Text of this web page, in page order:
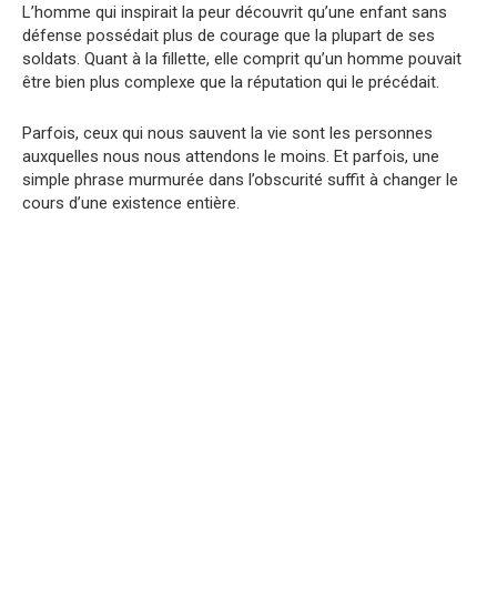
L’homme qui inspirait la peur découvrit qu’une enfant sans
défense possédait plus de courage que la plupart de ses
soldats. Quant à la fillette, elle comprit qu’un homme pouvait
être bien plus complexe que la réputation qui le précédait.
Parfois, ceux qui nous sauvent la vie sont les personnes
auxquelles nous nous attendons le moins. Et parfois, une
simple phrase murmurée dans l’obscurité suffit à changer le
cours d’une existence entière.